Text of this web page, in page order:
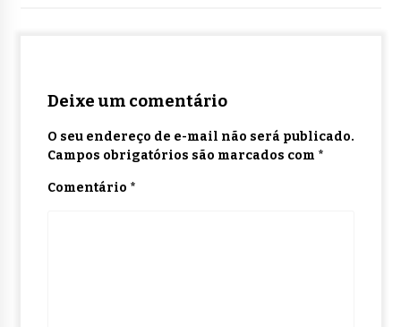
Deixe um comentário
O seu endereço de e-mail não será publicado.
Campos obrigatórios são marcados com *
Comentário *